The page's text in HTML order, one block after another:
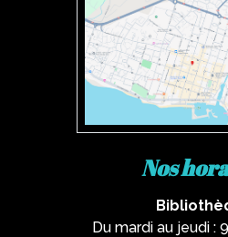
Nos
Du mardi au jeudi :